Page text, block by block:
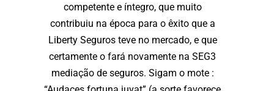
competente e íntegro, que muito
contribuiu na época para o êxito que a
Liberty Seguros teve no mercado, e que
certamente o fará novamente na SEG3
mediação de seguros. Sigam o mote :